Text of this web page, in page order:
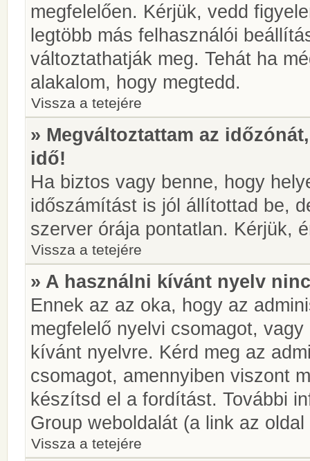
megfelelően. Kérjük, vedd
legtöbb más felhasználói
változtathatják meg. Tehát ha
alakalom, hogy megtedd.
Vissza a tetejére
» Megváltoztattam az
idő!
Ha biztos vagy benne, hogy
időszámítást is jól állítottad be,
szerver órája pontatlan. Kérjük,
Vissza a tetejére
» A használni kívánt nyelv
Ennek az az oka, hogy az
megfelelő nyelvi csomagot,
kívánt nyelvre. Kérd meg az
csomagot, amennyiben viszont
készítsd el a fordítást. További
Group weboldalát (a link az
Vissza a tetejére